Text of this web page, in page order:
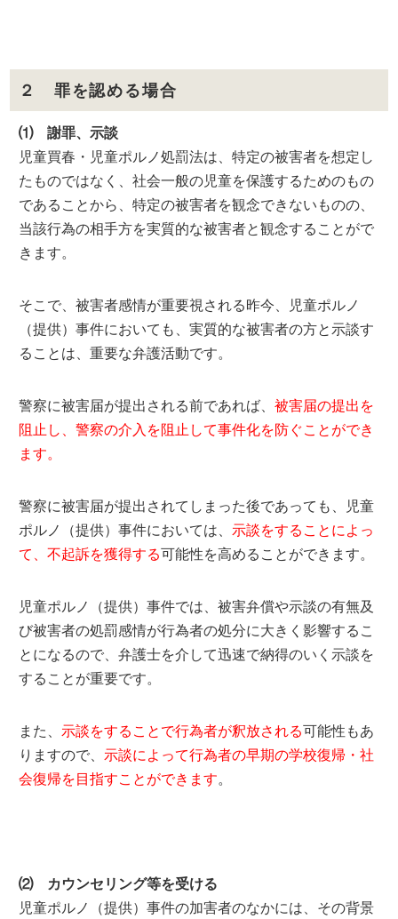
２ 罪を認める場合
⑴ 謝罪、示談
児童買春・児童ポルノ処罰法は、特定の被害者を想定し
たものではなく、社会一般の児童を保護するためのもの
であることから、特定の被害者を観念できないものの、
当該行為の相手方を実質的な被害者と観念することがで
きます。
そこで、被害者感情が重要視される昨今、児童ポルノ
（提供）事件においても、実質的な被害者の方と示談す
ることは、重要な弁護活動です。
警察に被害届が提出される前であれば、被害届の提出を
阻止し、警察の介入を阻止して事件化を防ぐことができ
ます。
警察に被害届が提出されてしまった後であっても、児童
ポルノ（提供）事件においては、示談をすることによっ
て、不起訴を獲得する可能性を高めることができます。
児童ポルノ（提供）事件では、被害弁償や示談の有無及
び被害者の処罰感情が行為者の処分に大きく影響するこ
とになるので、弁護士を介して迅速で納得のいく示談を
することが重要です。
また、示談をすることで行為者が釈放される可能性もあ
りますので、示談によって行為者の早期の学校復帰・社
会復帰を目指すことができます。
⑵ カウンセリング等を受ける
児童ポルノ（提供）事件の加害者のなかには、その背景